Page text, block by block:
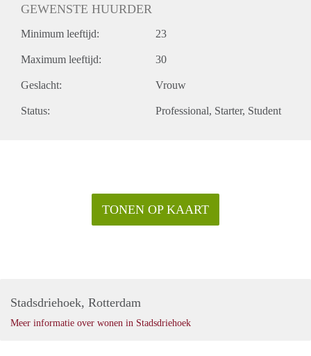
GEWENSTE HUURDER
Minimum leeftijd: 23
Maximum leeftijd: 30
Geslacht: Vrouw
Status: Professional Starter Student
TONEN OP KAART
Stadsdriehoek, Rotterdam
Meer informatie over wonen in Stadsdriehoek